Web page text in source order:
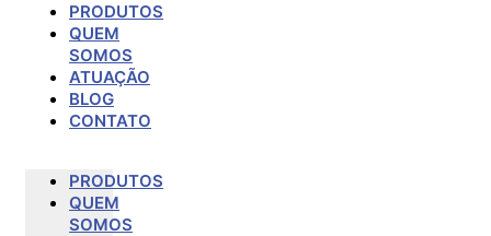
PRODUTOS
QUEM
SOMOS
ATUAÇÃO
BLOG
CONTATO
PRODUTOS
QUEM
SOMOS